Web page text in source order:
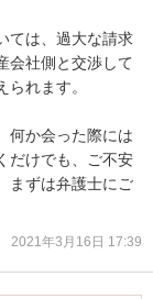
ては、過大な請求
会社側と交渉して
れます。
何か会った際には
だけでも、ご不安
まずは弁護士にご
2021年3月16日 17:39